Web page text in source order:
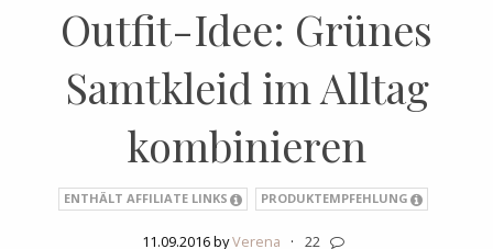
Outfit-Idee: Grünes
Samtkleid im Alltag
kombinieren
ENTHÄLT AFFILIATE LINKS PRODUKTEMPFEHLUNG
11.09.2016 byVerena ·
22